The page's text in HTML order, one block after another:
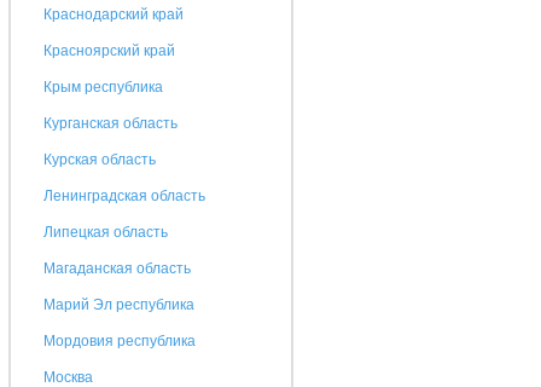
Краснодарский край
Красноярский край
Крым республика
Курганская область
Курская область
Ленинградская область
Липецкая область
Магаданская область
Марий Эл республика
Мордовия республика
Москва